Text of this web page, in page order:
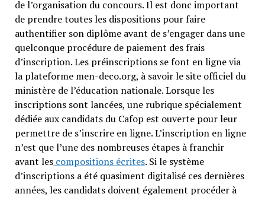
de l’organisation du concours. Il est donc important
de prendre toutes les dispositions pour faire
authentifier son diplôme avant de s’engager dans une
quelconque procédure de paiement des frais
d’inscription. Les préinscriptions se font en ligne via
la plateforme men-deco.org, à savoir le site officiel du
ministère de l’éducation nationale. Lorsque les
inscriptions sont lancées, une rubrique spécialement
dédiée aux candidats du Cafop est ouverte pour leur
permettre de s’inscrire en ligne. L’inscription en ligne
n’est que l’une des nombreuses étapes à franchir
avant lescompositions écrites. Si le système
d’inscriptions a été quasiment digitalisé ces dernières
années, les candidats doivent également procéder à